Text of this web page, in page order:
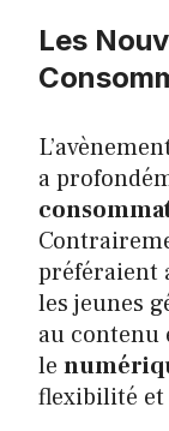
Les
a
préféraient
les jeunes
au contenu
le
flexibilité et